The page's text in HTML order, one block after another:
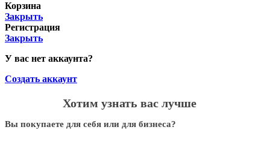
Корзина
Закрыть
Регистрация
Закрыть
У вас нет аккаунта?
Создать аккаунт
Хотим узнать вас лучше
Вы покупаете для себя или для бизнеса?